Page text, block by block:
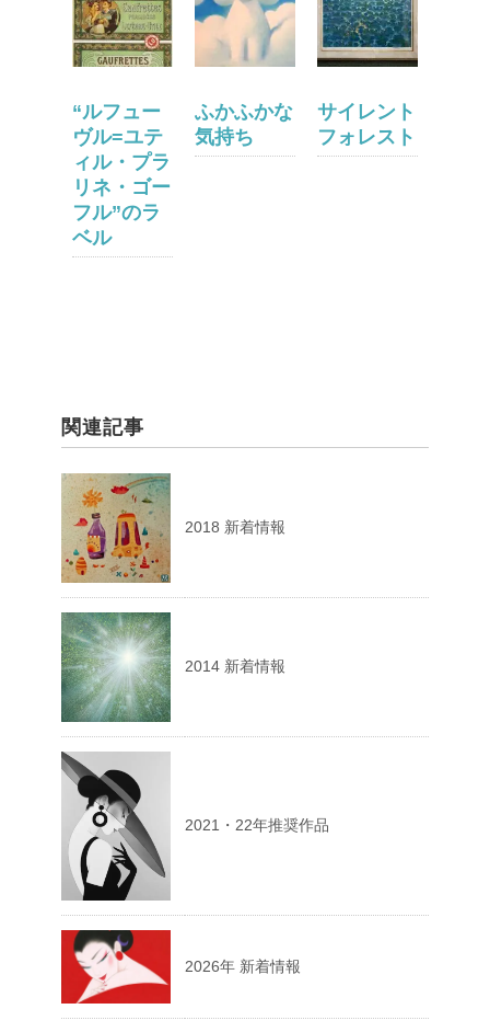
“ルフュー
ヴル=ユテ
ィル・プラ
リネ・ゴー
フル”のラ
ベル
ふかふかな
気持ち
サイレント
フォレスト
関連記事
2018 新着情報
2014 新着情報
2021・22年推奨作品
2026年 新着情報